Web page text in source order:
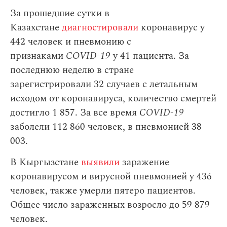
За прошедшие сутки в
Казахстанедиагностировали коронавирус у
442 человек и пневмонию с
признаками COVID-19у 41 пациента. За
последнюю неделю в стране
зарегистрировали 32 случаев с летальным
исходом от коронавируса, количество смертей
достигло 1 857. За все время COVID-19
заболели 112 860 человек, в пневмонией 38
003.
В Кыргызстане выявили заражение
коронавирусом и вирусной пневмонией у 436
человек, также умерли пятеро пациентов.
Общее число зараженных возросло до 59 879
человек.